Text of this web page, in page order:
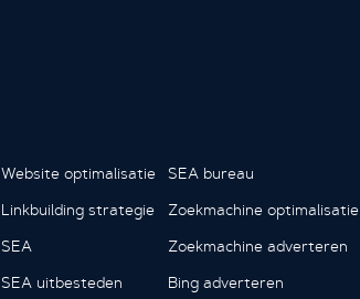
Website optimalisatie
Linkbuilding strategie
SEA
SEA uitbesteden
SEA bureau
Zoekmachine optimalisatie
Zoekmachine adverteren
Bing adverteren